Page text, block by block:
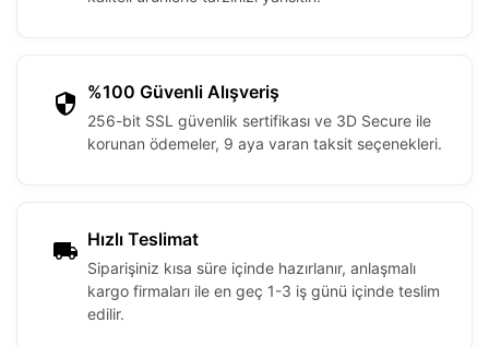
%100 Güvenli Alışveriş
256-bit SSL güvenlik sertifikası ve 3D Secure ile
korunan ödemeler, 9 aya varan taksit seçenekleri.
Hızlı Teslimat
Siparişiniz kısa süre içinde hazırlanır, anlaşmalı
kargo firmaları ile en geç 1-3 iş günü içinde teslim
edilir.